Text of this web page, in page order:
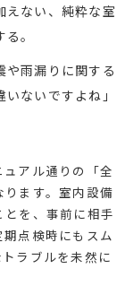
えない、純粋な室
。
や雨漏りに関する
ないですよね」
アル通りの「全
ます。室内設備
を、事前に相手
点検時にもスム
ラブルを未然に